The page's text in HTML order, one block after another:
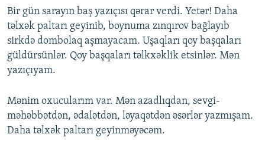
Bir gün sarayın baş yazıçısı qərar verdi. Yetər! Daha
təlxək paltarı geyinib, boynuma zınqırov bağlayıb
sirkdə dombolaq aşmayacam. Uşaqları qoy başqaları
güldürsünlər. Qoy başqaları təlkxəklik etsinlər. Mən
yazıçıyam.
Mənim oxucularım var. Mən azadlıqdan, sevgi-
məhəbbətdən, ədalətdən, ləyaqətdən əsərlər yazmışam.
Daha təlxək paltarı geyinməyəcəm.